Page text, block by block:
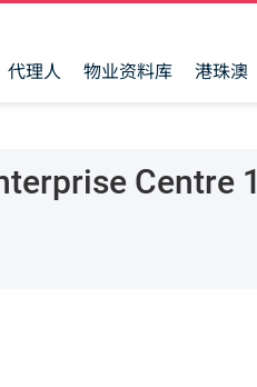
代理人 物业资料库 港珠澳
Centre 1